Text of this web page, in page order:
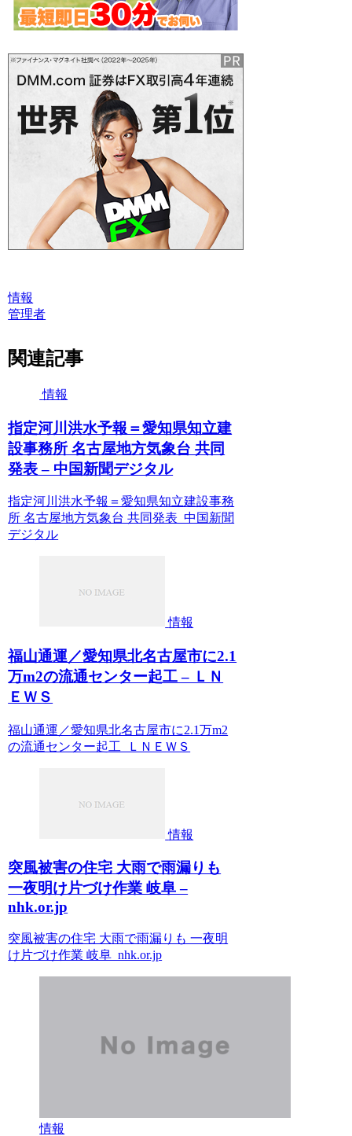
情報
管理者
関連記事
情報
指定河川洪水予報＝愛知県知立建
設事務所 名古屋地方気象台 共同
発表 – 中国新聞デジタル
指定河川洪水予報＝愛知県知立建設事務
所 名古屋地方気象台 共同発表 中国新聞
デジタル
情報
福山通運／愛知県北名古屋市に2.1
万m2の流通センター起工 – ＬＮ
ＥＷＳ
福山通運／愛知県北名古屋市に2.1万m2
の流通センター起工 ＬＮＥＷＳ
情報
突風被害の住宅 大雨で雨漏りも
一夜明け片づけ作業 岐阜 –
nhk.or.jp
突風被害の住宅 大雨で雨漏りも 一夜明
け片づけ作業 岐阜 nhk.or.jp
情報